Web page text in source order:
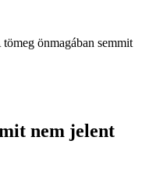
tömeg önmagában semmit
nem jelent